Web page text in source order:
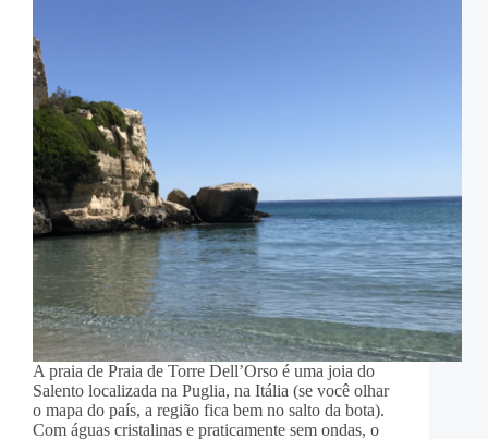
A praia de Praia de Torre Dell’Orso é uma joia do
Salento localizada na Puglia, na Itália (se você olhar
o mapa do país, a região fica bem no salto da bota).
Com águas cristalinas e praticamente sem ondas, o